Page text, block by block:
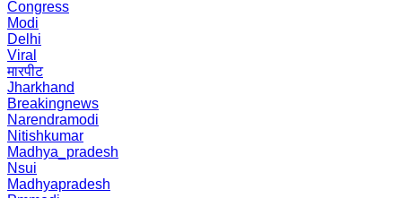
Congress
Modi
Delhi
Viral
मारपीट
Jharkhand
Breakingnews
Narendramodi
Nitishkumar
Madhya_pradesh
Nsui
Madhyapradesh